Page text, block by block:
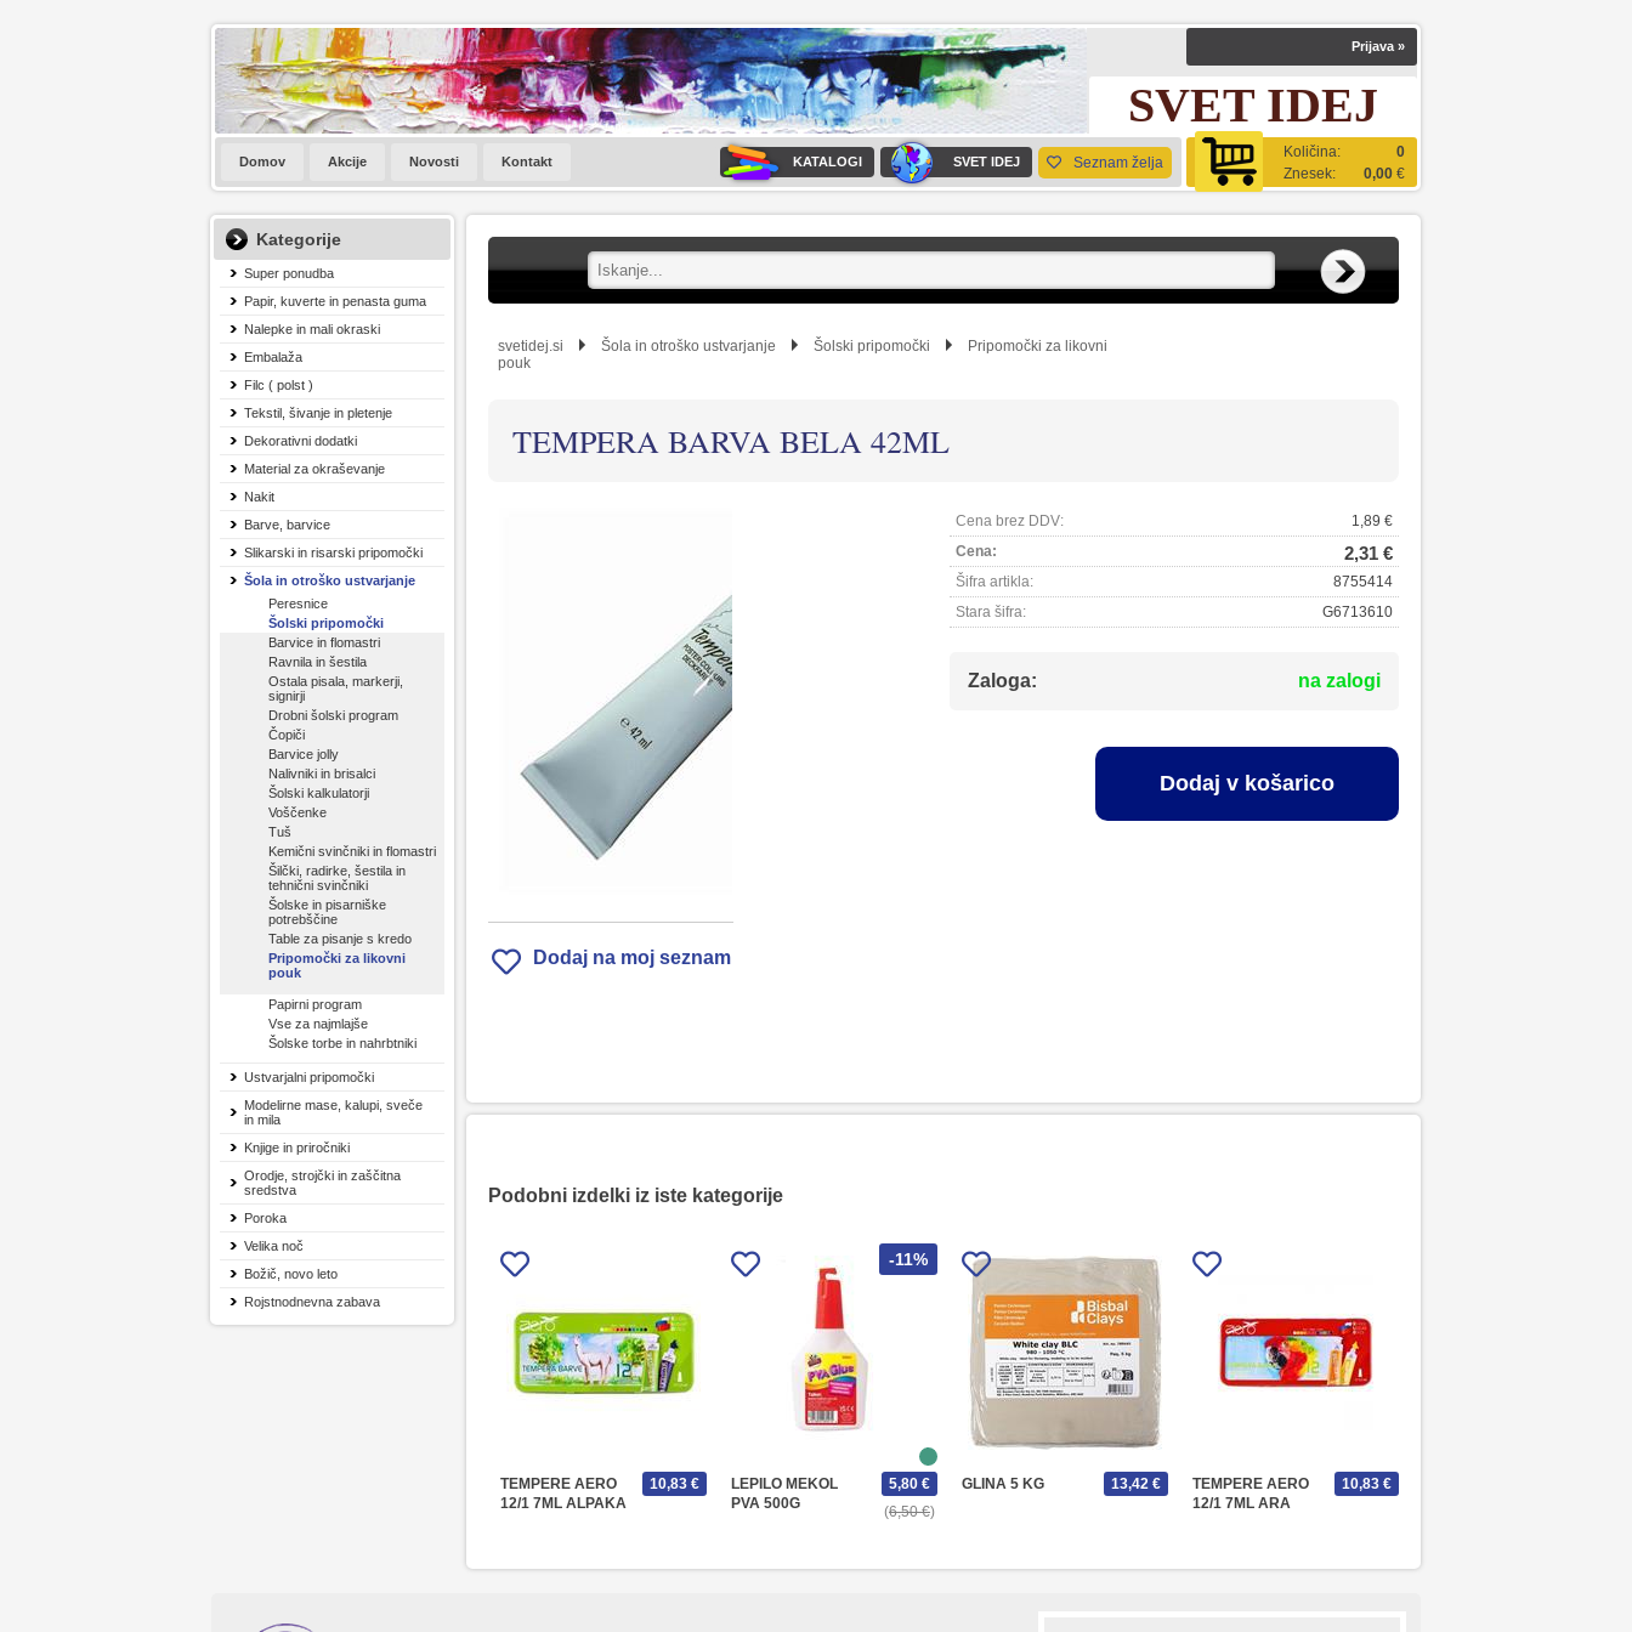
Prijava »
SVET IDEJ
Količina:
0
Znesek:
0,00 €
Domov Akcije Novosti Kontakt KATALOGI SVET IDEJ Seznam želja
Kategorije
Super ponudba
Papir, kuverte in penasta guma
Nalepke in mali okraski
Embalaža
Filc ( polst )
Tekstil, šivanje in pletenje
Dekorativni dodatki
Material za okraševanje
Nakit
Barve, barvice
Slikarski in risarski pripomočki
Šola in otroško ustvarjanje
Peresnice
Šolski pripomočki
Barvice in flomastri
Ravnila in šestila
Ostala pisala, markerji,
signirji
Drobni šolski program
Čopiči
Barvice jolly
Nalivniki in brisalci
Šolski kalkulatorji
Voščenke
Tuš
Kemični svinčniki in flomastri
Šilčki, radirke, šestila in
tehnični svinčniki
Šolske in pisarniške
potrebščine
Table za pisanje s kredo
Pripomočki za likovni
pouk
Papirni program
Vse za najmlajše
Šolske torbe in nahrbtniki
Ustvarjalni pripomočki
Modelirne mase, kalupi, sveče
in mila
Knjige in priročniki
Orodje, strojčki in zaščitna
sredstva
Poroka
Velika noč
Božič, novo leto
Rojstnodnevna zabava
svetidej.si Šola in otroško ustvarjanje Šolski pripomočki
Pripomočki za likovni
pouk
TEMPERA BARVA BELA 42ML
Dodaj na moj seznam
Cena brez DDV:
1,89 €
Cena:
2,31 €
Šifra artikla:
8755414
Stara šifra:
G6713610
Zaloga: na zalogi
Dodaj v košarico
Podobni izdelki iz iste kategorije
TEMPERE AERO
12/1 7ML ALPAKA
10,83 €
-11%
LEPILO MEKOL
PVA 500G
6,50 €
5,80 € GLINA 5 KG 13,42 €
TEMPERE AERO
12/1 7ML ARA
10,83 €